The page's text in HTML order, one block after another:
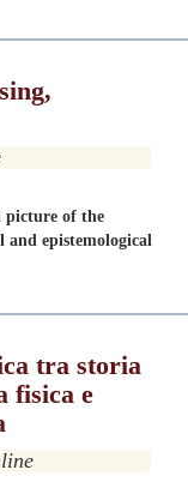
picture of the
and epistemological
tra storia
fisica e